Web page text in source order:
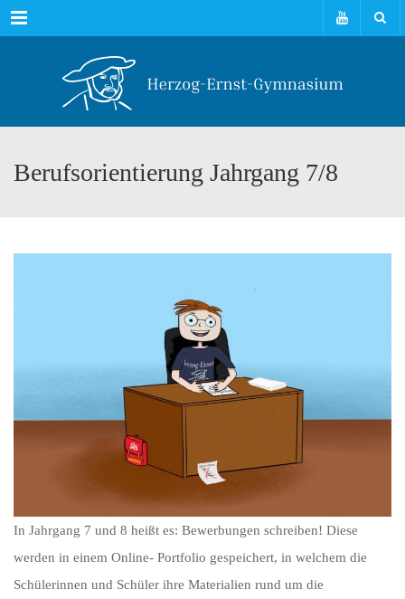
Menu
Berufsorientierung Jahrgang 7/8
In Jahrgang 7 und 8 heißt es: Bewerbungen schreiben! Diese
werden in einem Online- Portfolio gespeichert, in welchem die
Schülerinnen und Schüler ihre Materialien rund um die